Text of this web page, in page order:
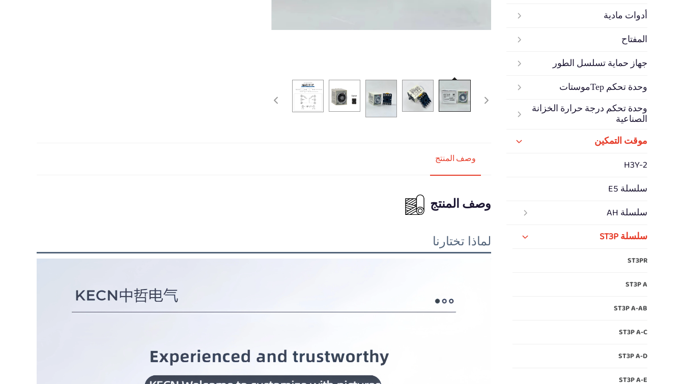
أدوات مادية
المفتاح
جهاز حماية تسلسل الطور
وحدة تحكم Терموستات
وحدة تحكم درجة حرارة الخزانة
الصناعية
موقت التمكين
H3Y-2
سلسلة E5
سلسلة AH
سلسلة ST3P
ST3PR
ST3P A
ST3P A-AB
ST3P A-C
ST3P A-D
ST3P A-E
وصف المنتج
وصف المنتج
لماذا تختارنا